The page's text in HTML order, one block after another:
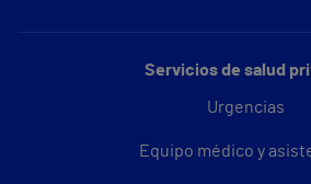
Servicios de salud
Urgencias
Equipo médico y